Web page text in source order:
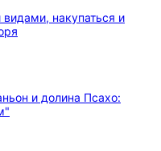
накупаться и